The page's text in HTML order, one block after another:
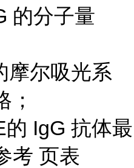
的分子量
摩尔吸光系
IgG 抗体最
考 页表